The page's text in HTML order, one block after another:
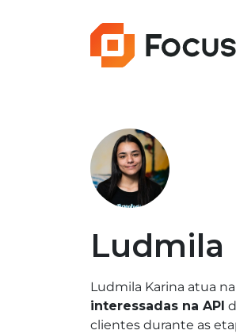
Ludmila
Ludmila Karina atua
interessadas na API
clientes durante as